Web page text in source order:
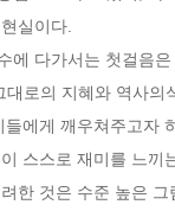
실이다.
에 다가서는 첫걸음
대로의 지혜와 역사
에게 깨우쳐주고자
스스로 재미를 느
한 것은 수준 높은